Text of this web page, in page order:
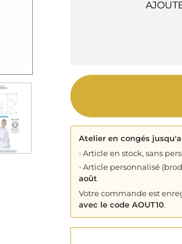
Atelier en congés
•Article en stock, sans
•Article personnalisé
août
Votre commande est
avec le code AOUT10.